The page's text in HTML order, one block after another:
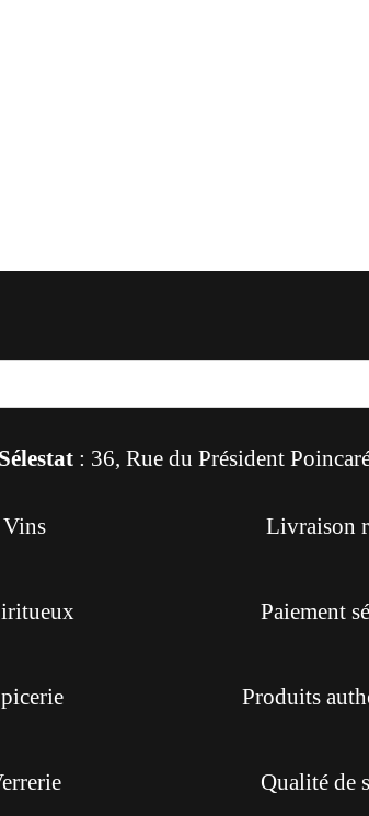
Sélestat : 36, Rue du Président
Vins Livraison
Paiement
Produits
Qualité de